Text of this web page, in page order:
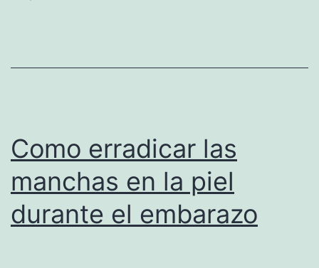
Como erradicar las
manchas en la piel
durante el embarazo